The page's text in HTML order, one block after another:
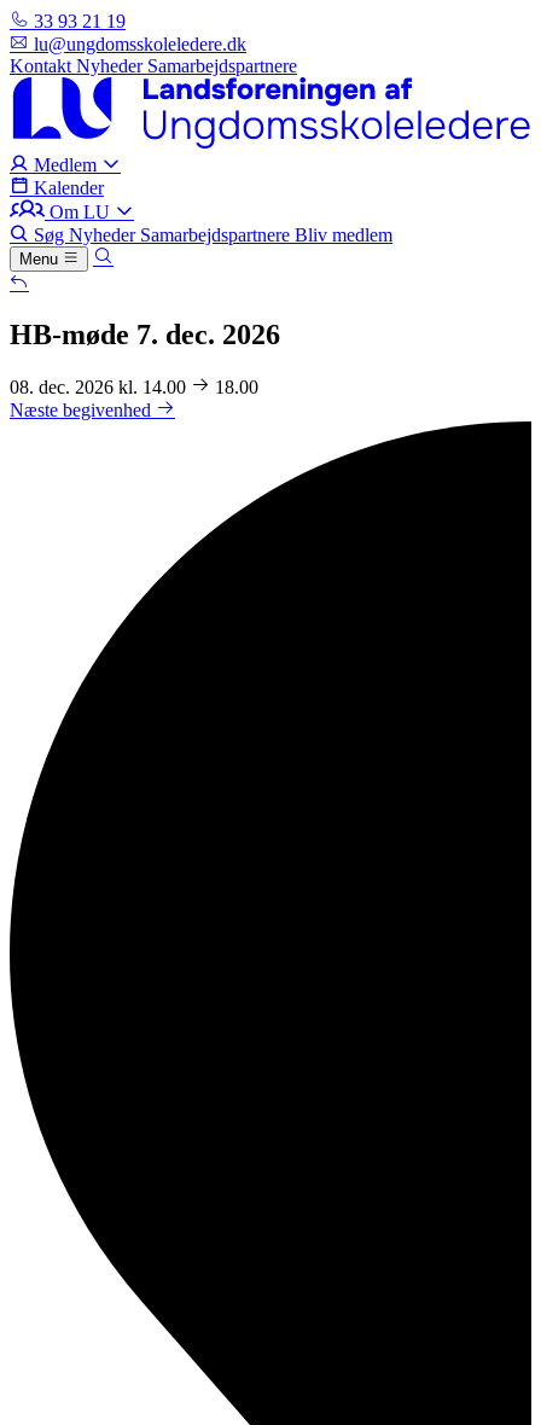
33 93 21 19
lu@ungdomsskoleledere.dk
Kontakt Nyheder Samarbejdspartnere
Medlem
Kalender
Om LU
Søg Nyheder Samarbejdspartnere Bliv medlem
Menu
HB-møde 7. dec. 2026
08. dec. 2026 kl. 14.00
18.00
Næste begivenhed